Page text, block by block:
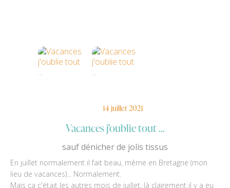
14 juillet 2021
Vacances j'oublie tout ...
sauf dénicher de jolis tissus
En juillet normalement il fait beau, même en Bretagne (mon
lieu de vacances)... Normalement.
Mais ça c'était les autres mois de juillet, là clairement il y a eu